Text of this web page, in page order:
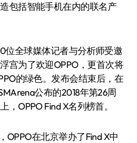
包括智能手机在内的联名产
位全球媒体记者与分析师受邀
宫为了欢迎OPPO，更首次将
的绿色。发布会结束后，在
公布的2018年第26周
，OPPO Find X名列榜首。
OPPO在北京举办了Find X中